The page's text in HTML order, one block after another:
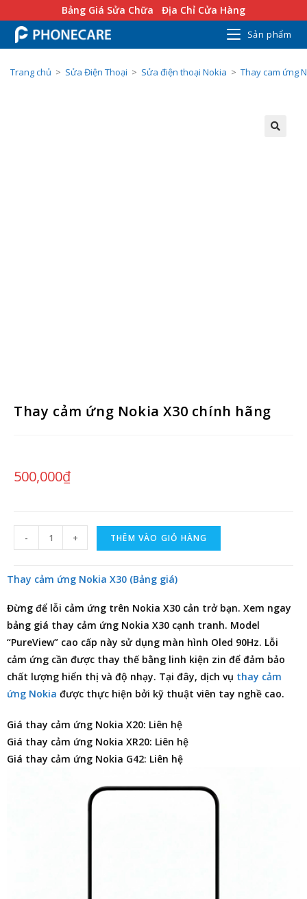
Bảng Giá Sửa Chữa Địa Chỉ Cửa Hàng
Sản phẩm
Trang chủ > Sửa Điện Thoại > Sửa điện thoại Nokia > Thay cam ứng
Thay cảm ứng Nokia X30 chính hãng
500,000₫
- + THÊM VÀO GIỎ HÀNG
Thay cảm ứng Nokia X30 (Bảng giá)
Đừng để lỗi cảm ứng trên Nokia X30 cản trở bạn. Xem ngay
bảng giá thay cảm ứng Nokia X30 cạnh tranh. Model
“PureView” cao cấp này sử dụng màn hình Oled 90Hz. Lỗi
cảm ứng cần được thay thế bằng linh kiện zin để đảm bảo
chất lượng hiển thị và độ nhạy. Tại đây, dịch vụ thay cảm
ứng Nokia được thực hiện bởi kỹ thuật viên tay nghề cao.
Giá thay cảm ứng Nokia X20: Liên hệ
Giá thay cảm ứng Nokia XR20: Liên hệ
Giá thay cảm ứng Nokia G42: Liên hệ